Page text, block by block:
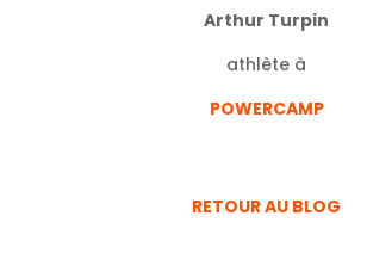
Arthur Turpin
athlète à
POWERCAMP
RETOUR AU BLOG